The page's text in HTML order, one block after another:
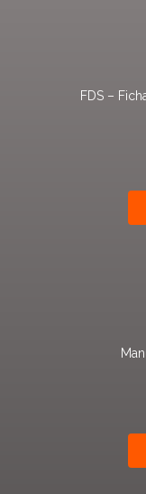
FDS –